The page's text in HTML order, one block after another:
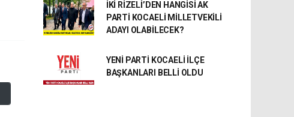
İKİ RİZELİ’DEN HANGİSİ AK
PARTİ KOCAELİ MİLLETVEKİLİ
ADAYI OLABİLECEK?
YENİ PARTİ KOCAELİ İLÇE
BAŞKANLARI BELLİ OLDU